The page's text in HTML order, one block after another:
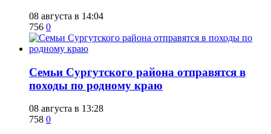
08 августа в 14:04
756 0
​Семьи Сургутского района отправятся в
походы по родному краю
08 августа в 13:28
758 0